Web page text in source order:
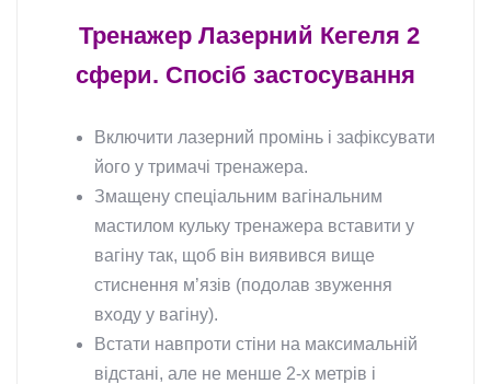
Тренажер Лазерний Кегеля 2
сфери. Спосіб застосування
Включити лазерний промінь і зафіксувати
його у тримачі тренажера.
Змащену спеціальним вагінальним
мастилом кульку тренажера вставити у
вагіну так, щоб він виявився вище
стиснення м’язів (подолав звуження
входу у вагіну).
Встати навпроти стіни на максимальній
відстані, але не менше 2-х метрів і